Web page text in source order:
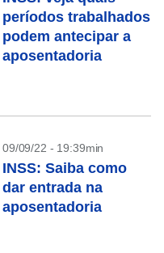
períodos trabalhados
podem antecipar a
aposentadoria
09/09/22 - 19:39min
INSS: Saiba como
dar entrada na
aposentadoria